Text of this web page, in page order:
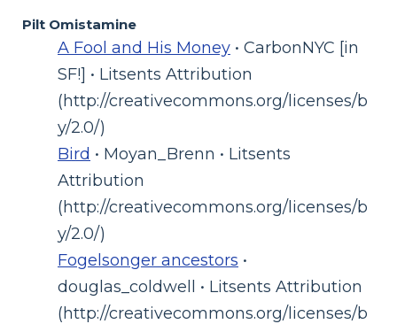
Pilt Omistamine
A Fool and His Money • CarbonNYC [in
SF!] • Litsents Attribution
(http://creativecommons.org/licenses/b
y/2.0/)
Bird • Moyan_Brenn • Litsents
Attribution
(http://creativecommons.org/licenses/b
y/2.0/)
Fogelsonger ancestors •
douglas_coldwell • Litsents Attribution
(http://creativecommons.org/licenses/b